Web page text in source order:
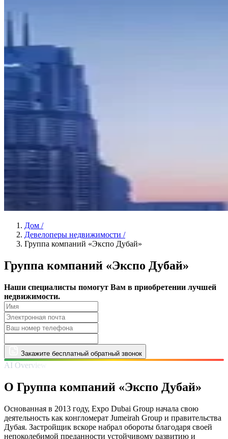
Дом /
Девелоперы недвижимости /
Группа компаний «Экспо Дубай»
Группа компаний «Экспо Дубай»
Наши специалисты помогут Вам в приобретении лучшей
недвижимости.
Закажите бесплатный обратный звонок
AI Overview
О Группа компаний «Экспо Дубай»
Основанная в 2013 году, Expo Dubai Group начала свою
деятельность как конгломерат Jumeirah Group и правительства
Дубая. Застройщик вскоре набрал обороты благодаря своей
непоколебимой преданности устойчивому развитию и